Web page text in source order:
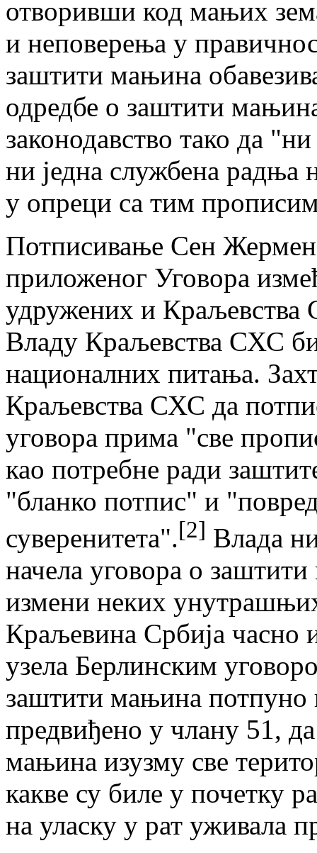
отворивши код мањих
и неповерења у
заштити мањина
одредбе о заштити
законодавство тако да
ни једна службена радња
у опреци са тим
Потписивање Сен
приложеног Уговора
удружених и
Владу Краљевства СХС
националних питања.
Краљевства СХС да
уговора прима "све
као потребне ради
"бланко потпис" и
суверенитета".[2] Влада
начела уговора о
измени неких
Краљевина Србија часно
узела Берлинским
заштити мањина потпуно
предвиђено у члану 51,
мањина изузму све
какве су биле у почетку
на уласку у рат уживала